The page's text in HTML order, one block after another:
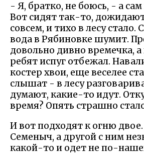
- Я, братко, не боюсь, - а
Вот сидят так-то,
совсем, и тихо в лесу
вода в Рябиновке шумит.
довольно дивно времечка, а
ребят испуг отбежал.
костер хвои, еще веселее
слышат - в лесу
думают, какие-то идут.
время? Опять страшно
И вот подходят к огню
Семеныч, а другой с ним
какой-то и одет не по-